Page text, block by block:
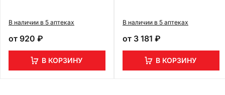
В наличии в 5 аптеках
от 920 ₽
В КОРЗИНУ
В наличии в 5 аптеках
от 3 181 ₽
В КОРЗИНУ